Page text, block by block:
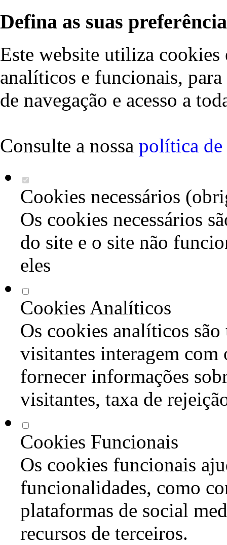
Defina as suas
Este website utiliza cookies
analíticos e funcionais,
de navegação e acesso a
Consulte a nossa política de
Cookies necessários
Os cookies necessários
do site e o site não
eles
Cookies Analíticos
Os cookies analíticos são
visitantes interagem com
fornecer informações
visitantes, taxa de
Cookies Funcionais
Os cookies funcionais
funcionalidades, como
plataformas de social
recursos de terceiros.